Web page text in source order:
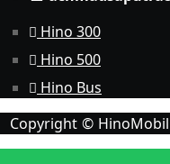
Hino 300
Hino 500
Hino Bus
Copyright © HinoMobil